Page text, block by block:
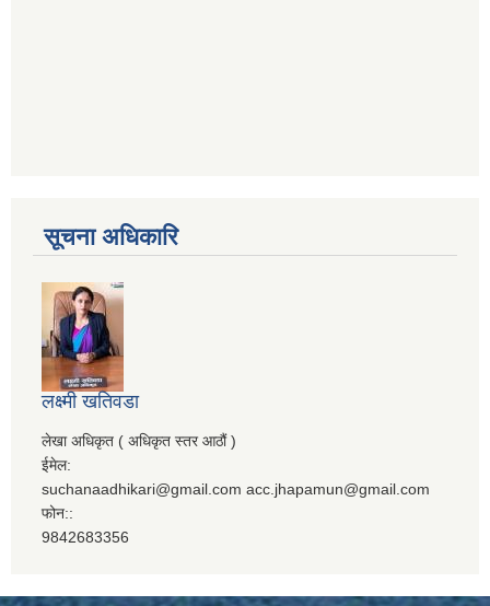
सूचना अधिकारि
लक्ष्मी खतिवडा
लेखा अधिकृत ( अधिकृत स्तर आठौं )
ईमेल:
suchanaadhikari@gmail.com acc.jhapamun@gmail.com
फोन::
9842683356